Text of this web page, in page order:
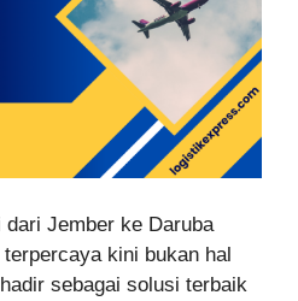
Jember ke Daruba
kini bukan hal
sebagai solusi terbaik